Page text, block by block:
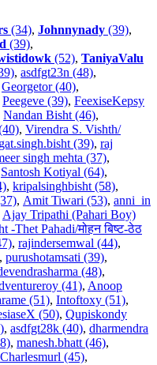
(34), Johnnynady (39),
(39),
(52), TaniyaValu
, asdfgt23n (48),
Georgetor (40),
Peegeve (39), FeexiseKepsy
Nandan Bisht (46),
, Virendra S. Vishth/
(39), raj
singh mehta (37),
Santosh Kotiyal (64),
, kripalsinghbisht (58),
, Amit Tiwari (53), anni_in
Ajay Tripathi (Pahari Boy)
-Thet Pahadi/मोहन बिष्ट-ठेठ
, rajindersemwal (44),
, purushotamsati (39),
(48),
(41), Anoop
(51), Intoftoxy (51),
(50), Qupiskondy
, asdfgt28k (40), dharmendra
, manesh.bhatt (46),
Charlesmurl (45),